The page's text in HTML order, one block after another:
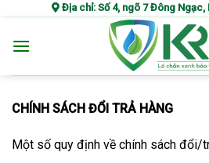
content
Địa chỉ: Số 4, ngõ 7 Đông Ngạc,
CHÍNH SÁCH ĐỔI TRẢ HÀNG
Một số quy định về chính sách đổi/